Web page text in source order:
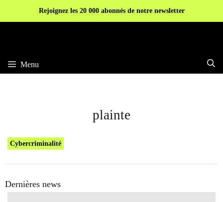
Rejoignez les 20 000 abonnés de notre newsletter
Menu
plainte
Cybercriminalité
Dernières news